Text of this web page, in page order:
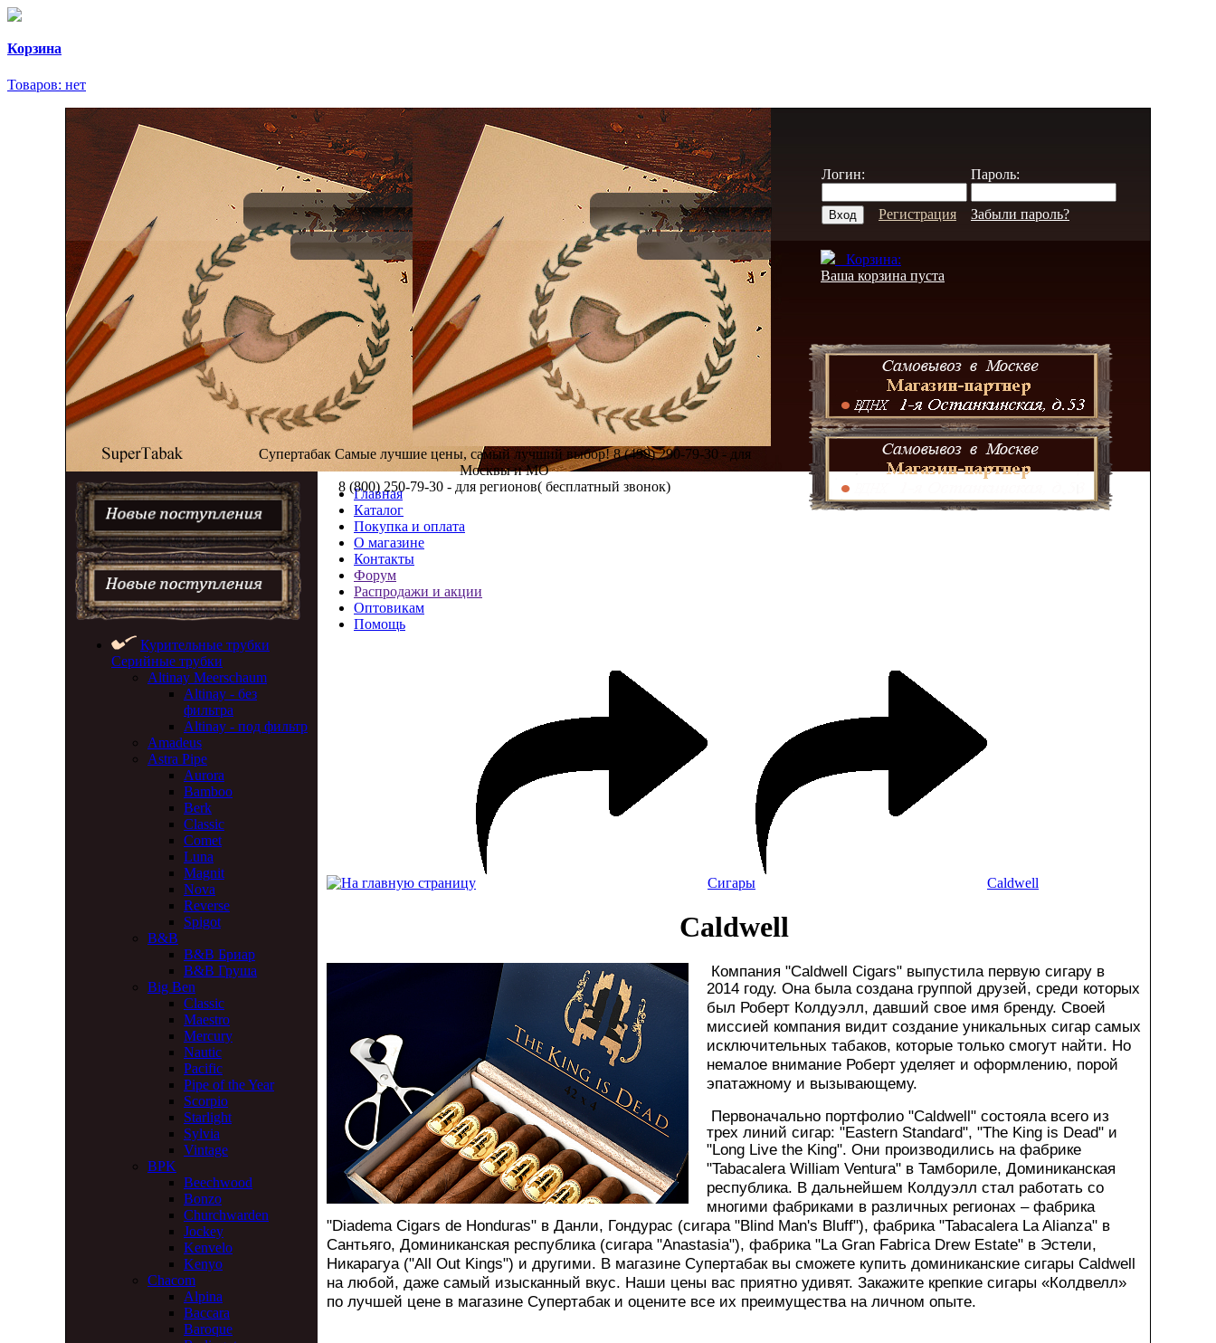
Корзина
Товаров: нет
Супертабак Самые лучшие цены, самый лучший выбор! 8 (499) 290-79-30 - для
Москвы и МО
8 (800) 250-79-30 - для регионов( бесплатный звонок)
Логин: Пароль:
Регистрация Забыли пароль?
Корзина:
Ваша корзина пуста
Курительные трубки
Серийные трубки
Altinay Meerschaum
Altinay - без
фильтра
Altinay - под фильтр
Amadeus
Astra Pipe
Aurora
Bamboo
Berk
Classic
Comet
Luna
Magnit
Nova
Reverse
Spigot
B&B
B&B Бриар
B&B Груша
Big Ben
Classic
Maestro
Mercury
Nautic
Pacific
Pipe of the Year
Scorpio
Starlight
Sylvia
Vintage
BPK
Beechwood
Bonzo
Churchwarden
Jockey
Kenvelo
Kenyo
Chacom
Alpina
Baccara
Baroque
Главная
Каталог
Покупка и оплата
О магазине
Контакты
Форум
Распродажи и акции
Оптовикам
Помощь
Сигары Caldwell
Caldwell
Компания "Caldwell Cigars" выпустила первую сигару в
2014 году. Она была создана группой друзей, среди которых
был Роберт Колдуэлл, давший свое имя бренду. Своей
миссией компания видит создание уникальных сигар самых
исключительных табаков, которые только смогут найти. Но
немалое внимание Роберт уделяет и оформлению, порой
эпатажному и вызывающему.
Первоначально портфолио "Caldwell" состояла всего из
трех линий сигар: "Eastern Standard", "The King is Dead" и
"Long Live the King". Они производились на фабрике
"Tabacalera William Ventura" в Тамбориле, Доминиканская
республика. В дальнейшем Колдуэлл стал работать со
многими фабриками в различных регионах – фабрика
"Diadema Cigars de Honduras" в Данли, Гондурас (сигара "Blind Man's Bluff"), фабрика "Tabacalera La Alianza" в
Сантьяго, Доминиканская республика (сигара "Anastasia"), фабрика "La Gran Fabrica Drew Estate" в Эстели,
Никарагуа ("All Out Kings") и другими. В магазине Супертабак вы сможете купить доминиканские сигары Caldwell
на любой, даже самый изысканный вкус. Наши цены вас приятно удивят. Закажите крепкие сигары «Колдвелл»
по лучшей цене в магазине Супертабак и оцените все их преимущества на личном опыте.